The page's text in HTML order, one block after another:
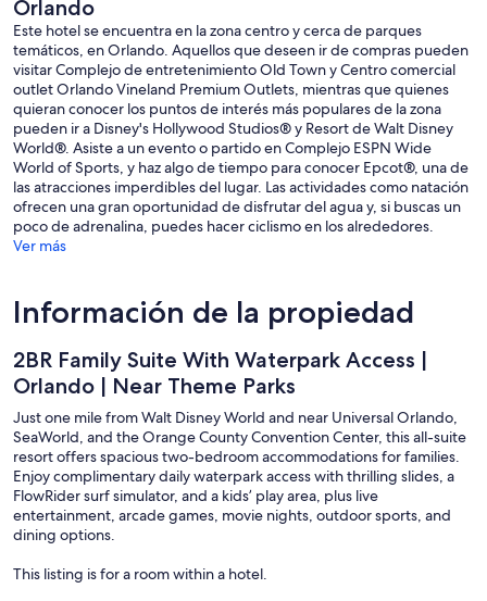
Bay
Orlando
Este hotel se encuentra en la zona centro y cerca de parques
temáticos, en Orlando. Aquellos que deseen ir de compras pueden
visitar Complejo de entretenimiento Old Town y Centro comercial
outlet Orlando Vineland Premium Outlets, mientras que quienes
quieran conocer los puntos de interés más populares de la zona
pueden ir a Disney's Hollywood Studios® y Resort de Walt Disney
World®. Asiste a un evento o partido en Complejo ESPN Wide
World of Sports, y haz algo de tiempo para conocer Epcot®, una de
las atracciones imperdibles del lugar. Las actividades como natación
ofrecen una gran oportunidad de disfrutar del agua y, si buscas un
poco de adrenalina, puedes hacer ciclismo en los alrededores.
Ver más
Información de la propiedad
2BR Family Suite With Waterpark Access |
Orlando | Near Theme Parks
Just one mile from Walt Disney World and near Universal Orlando,
SeaWorld, and the Orange County Convention Center, this all-suite
resort offers spacious two-bedroom accommodations for families.
Enjoy complimentary daily waterpark access with thrilling slides, a
FlowRider surf simulator, and a kids’ play area, plus live
entertainment, arcade games, movie nights, outdoor sports, and
dining options.
This listing is for a room within a hotel.